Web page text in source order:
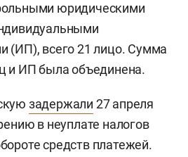
юридическими
(ИП), всего 21 лицо. Сумма
и ИП была объединена.
задержали 27 апреля
в неуплате налогов
средств платежей.